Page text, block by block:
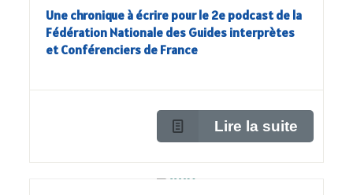
Une chronique à écrire pour le 2e podcast de la
Fédération Nationale des Guides interprètes
et Conférenciers de France
Lire la suite